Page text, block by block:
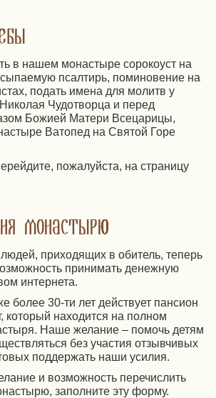
в нашем монастыре сорокоуст на
псалтирь, поминовение на
подать имена для молитв у
Чудотворца и перед
Божией Матери Всецарицы,
Ватопед на Святой Горе
пожалуйста, на страницу
монастырю
приходящих в обитель, теперь
принимать денежную
интернета.
более 30-ти лет действует пансион
который находится на полном
Наше желание – помочь детям
без участия отзывчивых
поддержать наши усилия.
и возможность перечислить
заполните эту форму.